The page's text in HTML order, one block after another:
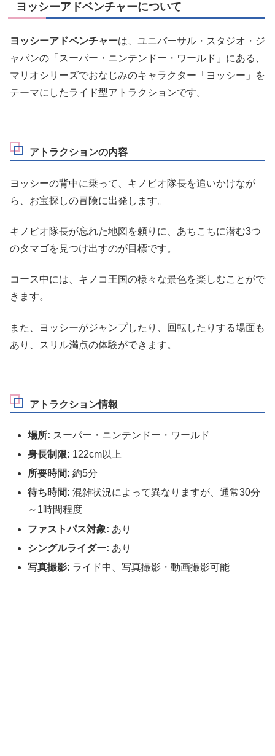
ヨッシーアドベンチャーについて
ヨッシーアドベンチャーは、ユニバーサル・スタジオ・ジ
ャパンの「スーパー・ニンテンドー・ワールド」にある、
マリオシリーズでおなじみのキャラクター「ヨッシー」を
テーマにしたライド型アトラクションです。
アトラクションの内容
ヨッシーの背中に乗って、キノピオ隊長を追いかけなが
ら、お宝探しの冒険に出発します。
キノピオ隊長が忘れた地図を頼りに、あちこちに潜む3つ
のタマゴを見つけ出すのが目標です。
コース中には、キノコ王国の様々な景色を楽しむことがで
きます。
また、ヨッシーがジャンプしたり、回転したりする場面も
あり、スリル満点の体験ができます。
アトラクション情報
場所: スーパー・ニンテンドー・ワールド
身長制限: 122cm以上
所要時間: 約5分
待ち時間: 混雑状況によって異なりますが、通常30分
～1時間程度
ファストパス対象: あり
シングルライダー: あり
写真撮影: ライド中、写真撮影・動画撮影可能